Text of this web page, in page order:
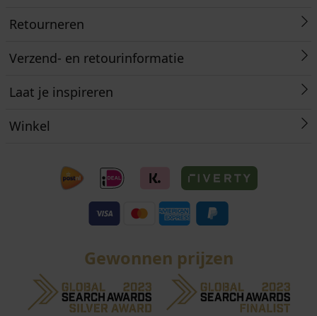
Retourneren
Verzend- en retourinformatie
Laat je inspireren
Winkel
Gewonnen prijzen